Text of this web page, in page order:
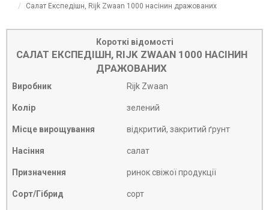
Салат Експедішн, Rijk Zwaan 1000 насінин дражованих
Короткі відомості
САЛАТ ЕКСПЕДІШН, RIJK ZWAAN 1000 НАСІНИН
ДРАЖОВАНИХ
Виробник Rijk Zwaan
Колір зелений
Місце вирощування відкритий, закритий ґрунт
Насіння салат
Призначення ринок свіжої продукції
Сорт/Гібрид сорт